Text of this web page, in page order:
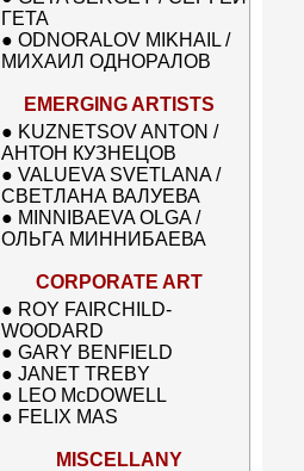
ГЕТА
● ODNORALOV MIKHAIL /
МИХАИЛ ОДНОРАЛОВ
EMERGING ARTISTS
● KUZNETSOV ANTON /
АНТОН КУЗНЕЦОВ
● VALUEVA SVETLANA /
СВЕТЛАНА ВАЛУЕВА
● MINNIBAEVA OLGA /
ОЛЬГА МИННИБАЕВА
CORPORATE ART
● ROY FAIRCHILD-
WOODARD
● GARY BENFIELD
● JANET TREBY
● LEO McDOWELL
● FELIX MAS
MISCELLANY